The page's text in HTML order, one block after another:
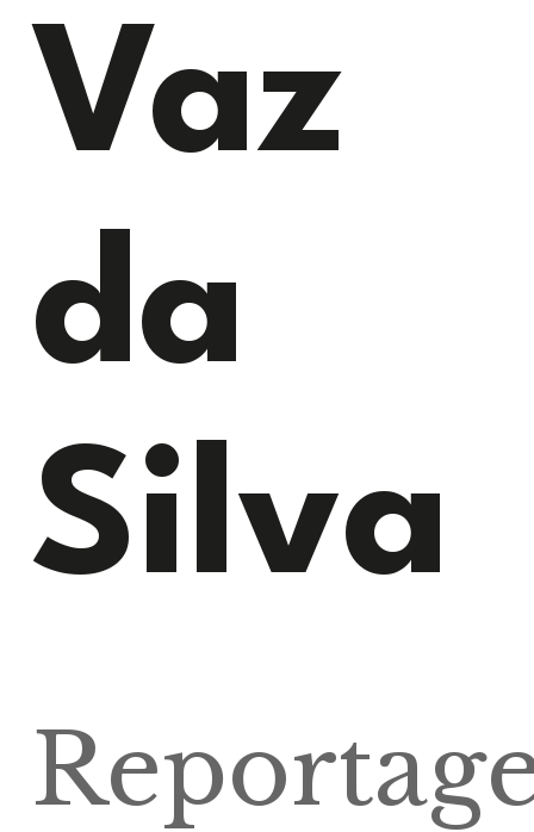
Vaz
da
Silva